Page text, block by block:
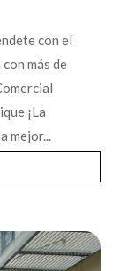
con el
más de
¡La
mejor...